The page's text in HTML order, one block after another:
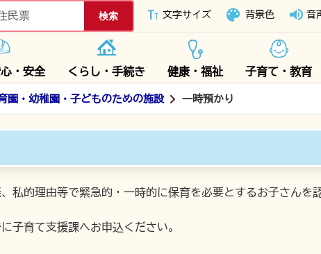
下妻市ホームページ
文字サイズ 背景色 音
・安全 くらし・手続き 健康・福祉 子育て・教育
園・幼稚園・子どものための施設 一時預かり
私的理由等で緊急的・一時的に保育を必要とするお子さんを
子育て支援課へお申込ください。